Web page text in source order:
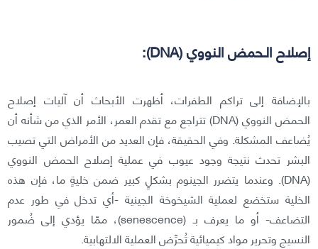
إصلاح الـحمض النووي (DNA):
بالإضافة إلى تراكم الطفرات، أظهرت الأبحاث أن آليات إصلاح
الحمض النووي (DNA) تتراجع مع تقدم العمر، الأمر الذي من شأنه أن
يُضاعف المشكلة. وفي الحقيقة، فإن العديد من الأمراض التي تصيب
البشر تحدث نتيجة وجود عيوب في عملية إصلاح الحمض النووي
(DNA). وعندما يتضرر الجينوم بشكلٍ كبير ضمن خليةٍ ما، فإن هذه
الخلية ستخضع لعملية الشيخوخة الجينية -أي تدخل في طور عدم
التضاعف- أو ما يعرف بـ (senescence)، ممّا يؤدي إلى ضُمور
النسيج وتحرير مواد كيميائية تُحرِّض العملية الالتهابية.